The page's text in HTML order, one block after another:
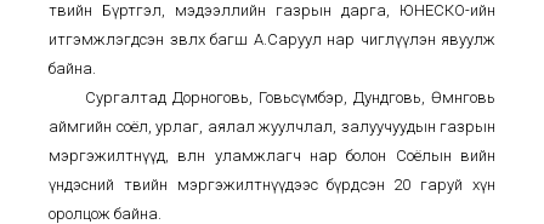
төвийн Бүртгэл, мэдээллийн газрын дарга, ЮНЕСКО-ийн
итгэмжлэгдсэн зөвлөх багш А.Саруул нар чиглүүлэн явуулж
байна.
Сургалтад Дорноговь, Говьсүмбэр, Дундговь, Өмнөговь
аймгийн соёл, урлаг, аялал жуулчлал, залуучуудын газрын
мэргэжилтнүүд, өвлөн уламжлагч нар болон Соёлын өвийн
үндэсний төвийн мэргэжилтнүүдээс бүрдсэн 20 гаруй хүн
оролцож байна.